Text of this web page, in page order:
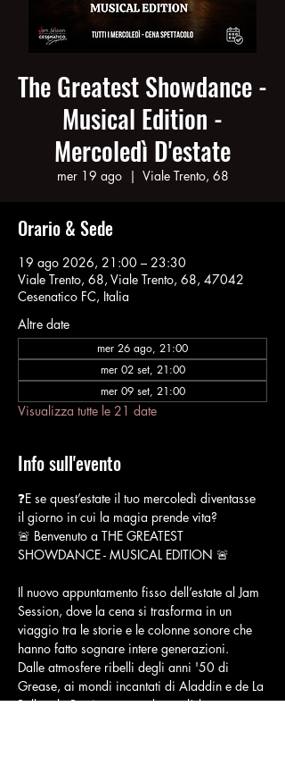
The Greatest Showdance -
Musical Edition -
Mercoledì D'estate
mer 19 ago
  |
Viale Trento, 68
Orario & Sede
19 ago 2026, 21:00 – 23:30
Viale Trento, 68, Viale Trento, 68, 47042
Cesenatico FC, Italia
Altre date
mer 26 ago, 21:00
mer 02 set, 21:00
mer 09 set, 21:00
Visualizza tutte le 21 date
Info sull'evento
❓E se quest’estate il tuo mercoledì diventasse
il giorno in cui la magia prende vita?
🚨 Benvenuto a THE GREATEST
SHOWDANCE - MUSICAL EDITION 🚨
Il nuovo appuntamento fisso dell’estate al Jam
Session, dove la cena si trasforma in un
viaggio tra le storie e le colonne sonore che
hanno fatto sognare intere generazioni.
Dalle atmosfere ribelli degli anni '50 di
Grease, ai mondi incantati di Aladdin e de La
Bella e la Bestia, passando per l’eleganza